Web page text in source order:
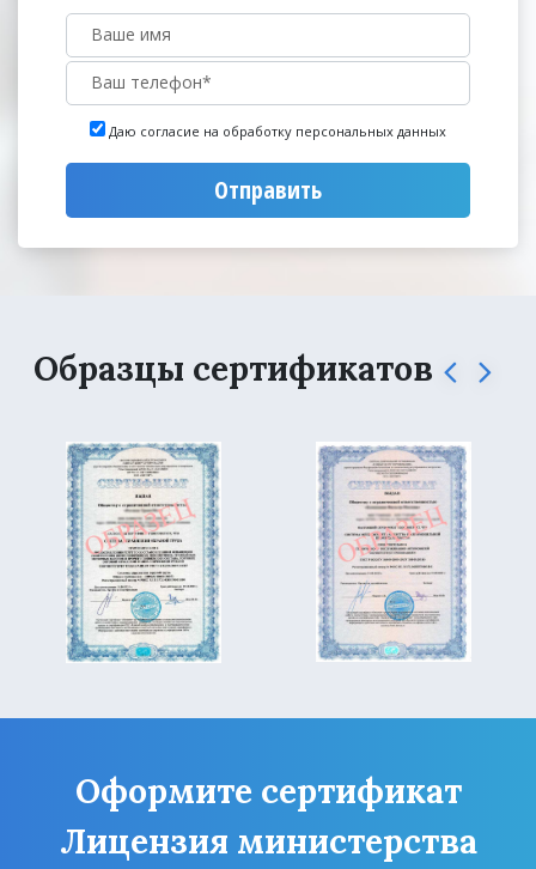
Даю согласие на обработку персональных данных
Отправить
Образцы сертификатов
Оформите сертификат
Лицензия министерства